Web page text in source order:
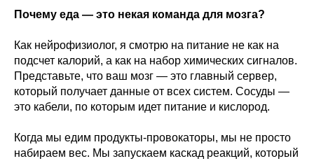
Почему еда — это некая команда для мозга?
Как нейрофизиолог, я смотрю на питание не как на
подсчет калорий, а как на набор химических сигналов.
Представьте, что ваш мозг — это главный сервер,
который получает данные от всех систем. Сосуды —
это кабели, по которым идет питание и кислород.
Когда мы едим продукты-провокаторы, мы не просто
набираем вес. Мы запускаем каскад реакций, который